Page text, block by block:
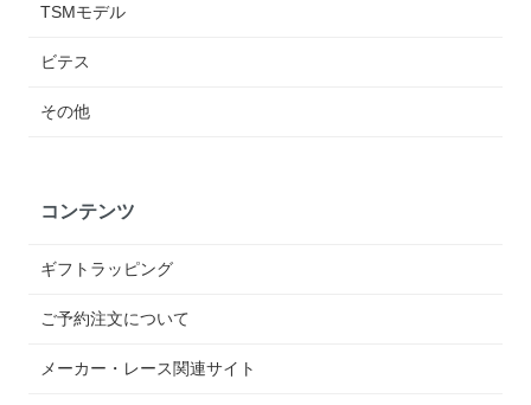
TSMモデル
ビテス
その他
コンテンツ
ギフトラッピング
ご予約注文について
メーカー・レース関連サイト